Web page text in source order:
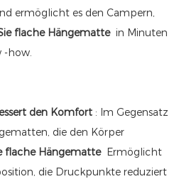
ermöglicht es den Campern,
flache Hängematte in Minuten
-how.
den Komfort : Im Gegensatz
die den Körper
flache Hängematte Ermöglicht
die Druckpunkte reduziert